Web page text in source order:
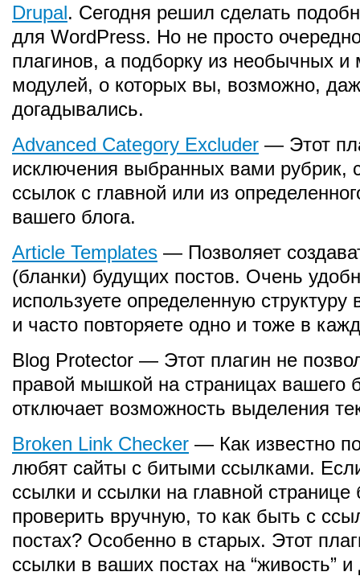
Drupal. Сегодня решил сделать
для WordPress. Но не просто
плагинов, а подборку из необычных и
модулей, о которых вы, возможно,
догадывались.
Advanced Category Excluder — Этот
исключения выбранных вами рубрик,
ссылок с главной или из
вашего блога.
Article Templates — Позволяет
(бланки) будущих постов. Очень
используете определенную структуру
и часто повторяете одно и тоже в
Blog Protector — Этот плагин не
правой мышкой на страницах вашего
отключает возможность выделения
Broken Link Checker — Как известно
любят сайты с битыми ссылками.
ссылки и ссылки на главной
проверить вручную, то как быть с
постах? Особенно в старых. Этот
ссылки в ваших постах на “живость”